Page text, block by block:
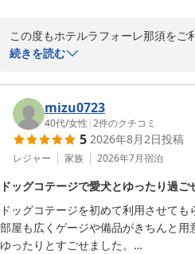
那須へお越しの際には、ぜひ皆様
ッフ一同、心よりお待ちしておりま
ホテルラフォーレ那須
ホテルラフォーレ那須
2026-08-04
この度もホテルラフォーレ那須をご
ございます。
今回で4回目のご宿泊とのこと、長
ただいておりますこと、心より御礼
誕生日のお祝いのご旅行に当ホテル
申し上げます。お祝いの対応につき
のお言葉をいただき、スタッフ一同
お部屋の天井の虫につきましては、
ございませんでした。お申し付けい
とは幸いでございますが、今後も客
にお過ごしいただける環境づくりに
続きを読む
mizu0723
40代/女性 |2件のクチコミ
5 2026年8月2日投稿
レジャー 家族 2026年7月宿泊
ドッグコテージで愛犬とゆったり過ご
ドッグコテージを初めて利用させても
部屋も広くゲージや備品がきちんと用
ゆったりとすごせました。